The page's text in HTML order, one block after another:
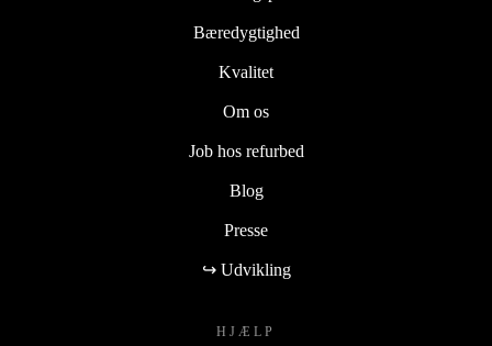
Bæredygtighed
Kvalitet
Om os
Job hos refurbed
Blog
Presse
↪ Udvikling
HJÆLP